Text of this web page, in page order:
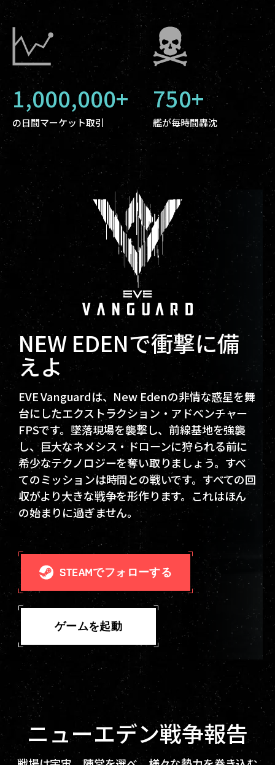
1,000,000+
の日間マーケット取引
750+
艦が毎時間轟沈
NEW EDENで衝撃に備
えよ
EVE Vanguardは、New Edenの非情な惑星を舞
台にしたエクストラクション・アドベンチャー
FPSです。墜落現場を襲撃し、前線基地を強襲
し、巨大なネメシス・ドローンに狩られる前に
希少なテクノロジーを奪い取りましょう。すべ
てのミッションは時間との戦いです。すべての回
収がより大きな戦争を形作ります。これはほん
の始まりに過ぎません。
STEAMでフォローする
ゲームを起動
ニューエデン戦争報告